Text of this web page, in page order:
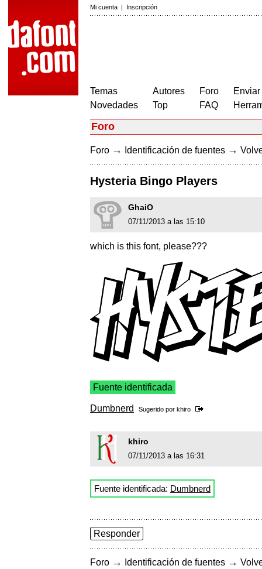
Mi cuenta | Inscripción
Temas
Novedades
Autores
Top
Foro
FAQ
Foro
Foro → Identificación de fuentes →
Hysteria Bingo Players
GhaiO
07/11/2013 a las 15:10
which is this font, please???
Fuente identificada
Dumbnerd Sugerido por khiro
khiro
07/11/2013 a las 16:31
Fuente identificada: Dumbnerd
Responder
Foro → Identificación de fuentes →